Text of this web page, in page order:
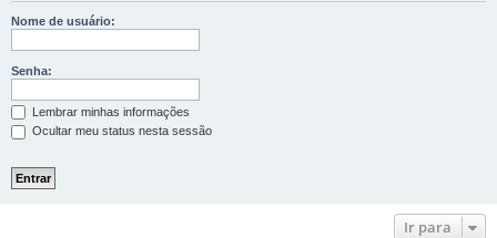
Nome de usuário:
Senha:
Lembrar minhas informações
Ocultar meu status nesta sessão
Ir para